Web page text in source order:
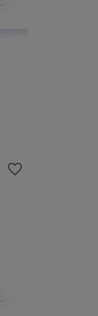
favorite_border